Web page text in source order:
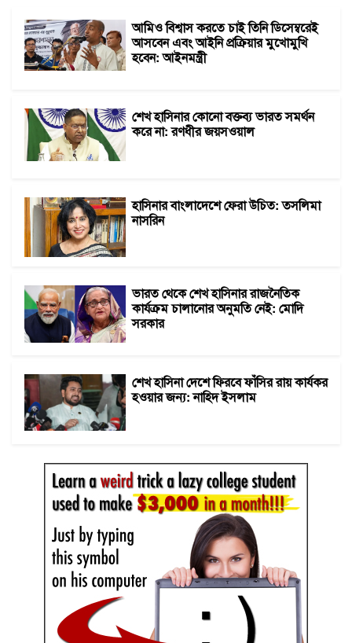
আমিও বিশ্বাস করতে চাই তিনি ডিসেম্বরেই
আসবেন এবং আইনি প্রক্রিয়ার মুখোমুখি
হবেন: আইনমন্ত্রী
শেখ হাসিনার কোনো বক্তব্য ভারত সমর্থন
করে না: রণধীর জয়সওয়াল
হাসিনার বাংলাদেশে ফেরা উচিত: তসলিমা
নাসরিন
ভারত থেকে শেখ হাসিনার রাজনৈতিক
কার্যক্রম চালানোর অনুমতি নেই: মোদি
সরকার
শেখ হাসিনা দেশে ফিরবে ফাঁসির রায় কার্যকর
হওয়ার জন্য: নাহিদ ইসলাম